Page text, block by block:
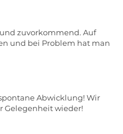
zuvorkommend. Auf
und bei Problem hat man
Abwicklung! Wir
Gelegenheit wieder!